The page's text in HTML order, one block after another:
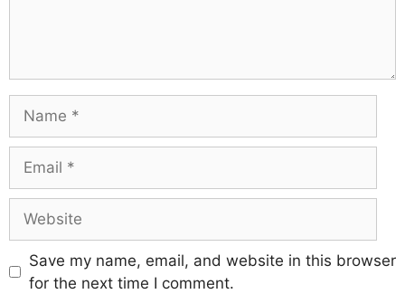
Save my name, email, and website in this browser
for the next time I comment.